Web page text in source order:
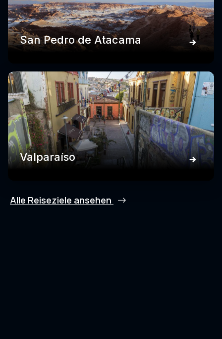
San Pedro de Atacama
Valparaíso
Alle Reiseziele ansehen